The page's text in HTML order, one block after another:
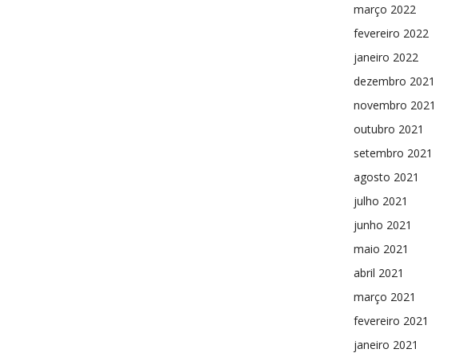
março 2022
fevereiro 2022
janeiro 2022
dezembro 2021
novembro 2021
outubro 2021
setembro 2021
agosto 2021
julho 2021
junho 2021
maio 2021
abril 2021
março 2021
fevereiro 2021
janeiro 2021